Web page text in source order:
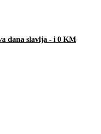
dana slavlja - i 0 KM